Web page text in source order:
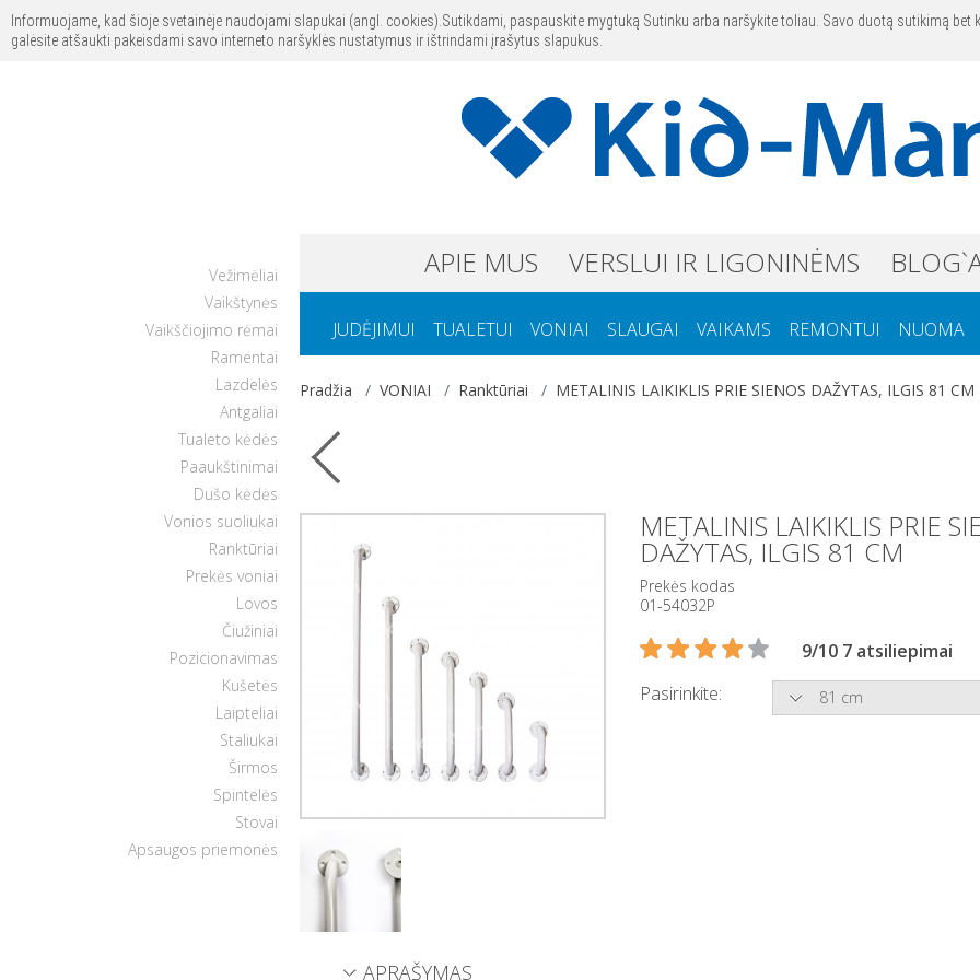
Prisijungti Registruotis Kontaktai
APIE MUS VERSLUI IR LIGONINĖMS
JUDĖJIMUI TUALETUI VONIAI SLAUGAI VAIKAMS REMONTUI NUOMA
Vežimėliai
Vaikštynės
Vaikščiojimo rėmai
Ramentai
Lazdelės
Antgaliai
Tualeto kėdės
Paaukštinimai
Dušo kėdės
Vonios suoliukai
Ranktūriai
Prekės voniai
Lovos
Čiužiniai
Pozicionavimas
Kušetės
Laipteliai
Staliukai
Širmos
Spintelės
Stovai
Apsaugos priemonės
Pradžia VONIAI Ranktūriai METALINIS LAIKIKLIS PRIE SIENOS DAŽYTAS, ILGIS 81 CM
METALINIS LAIKIKLIS PRIE
DAŽYTAS, ILGIS 81 CM
Prekės kodas
01-54032P
9/10 7 atsiliepimai
Pasirinkite:
81 cm
APRAŠYMAS
Informuojame, kad šioje svetainėje naudojami slapukai (angl. cookies).Sutikdami, paspauskite mygtuką Sutinku arba naršykite toliau. Savo duotą sutikimą bet
galėsite atšaukti pakeisdami savo interneto naršyklės nustatymus ir ištrindami įrašytus slapukus.